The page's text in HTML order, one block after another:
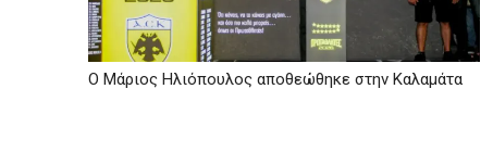
Ο Μάριος Ηλιόπουλος αποθεώθηκε στην Καλαμάτα